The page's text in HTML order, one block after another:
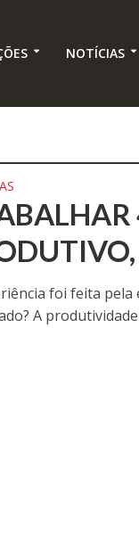
NOTÍCIAS
foi feita pela
A